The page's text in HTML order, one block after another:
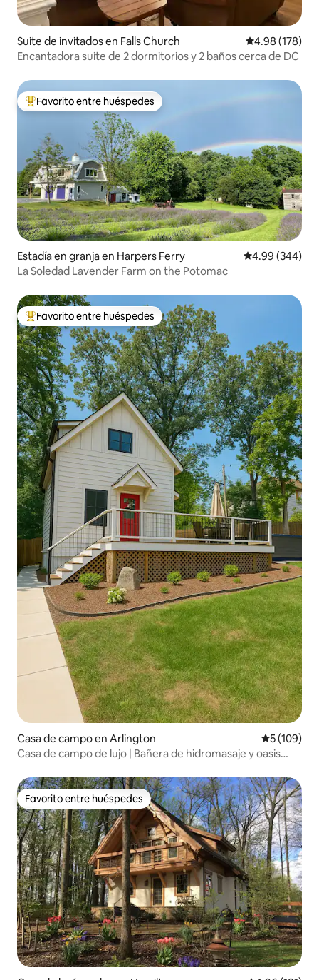
Suite de invitados en Falls Church Calificación
4.98 (178)
Encantadora suite de 2 dormitorios y 2 baños cerca de DC
Favorito entre huéspedes preferido
Favorito entre huéspedes
Estadía en granja en Harpers Ferry Calificación
4.99 (344)
La Soledad Lavender Farm on the Potomac
Favorito entre huéspedes preferido
Favorito entre huéspedes
Casa de campo en Arlington
5 (109)
Casa de campo de lujo | Bañera de hidromasaje y oasis
Favorito entre huéspedes
Favorito entre huéspedes